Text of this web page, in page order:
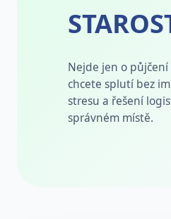
Nejde jen o půjčení
chcete splutí bez
stresu a řešení
správném místě.